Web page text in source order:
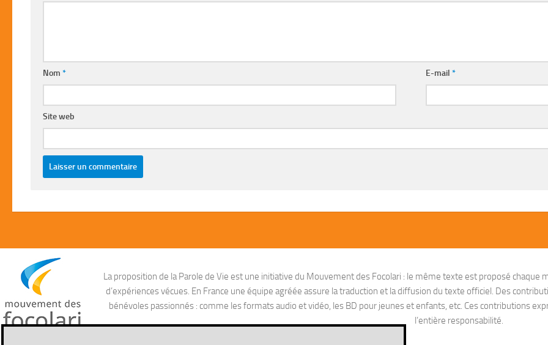
Nom * E-mail*
Site web
La proposition de la Parole de Vie est une initiative du Mouvement des Focolari : le même texte est proposé
d’expériences vécues. En France une équipe agréée assure la traduction et la diffusion du texte officiel. Des
bénévoles passionnés : comme les formats audio et vidéo, les BD pour jeunes et enfants, etc. Ces contributions
l’entière responsabilité.